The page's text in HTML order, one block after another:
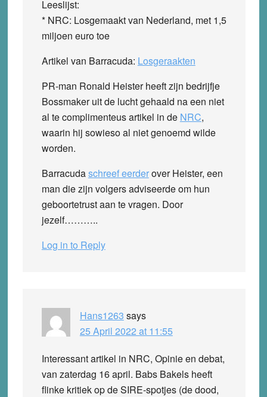
Leeslijst:
* NRC: Losgemaakt van Nederland, met 1,5
miljoen euro toe
Artikel van Barracuda: Losgeraakten
PR-man Ronald Heister heeft zijn bedrijfje
Bossmaker uit de lucht gehaald na een niet
al te complimenteus artikel in de NRC,
waarin hij sowieso al niet genoemd wilde
worden.
Barracudaschreef eerderover Heister, een
man die zijn volgers adviseerde om hun
geboortetrust aan te vragen. Door
jezelf………..
Log in to Reply
Hans1263 says
25 April 2022 at 11:55
Interessant artikel in NRC, Opinie en debat,
van zaterdag 16 april. Babs Bakels heeft
flinke kritiek op de SIRE-spotjes (de dood,